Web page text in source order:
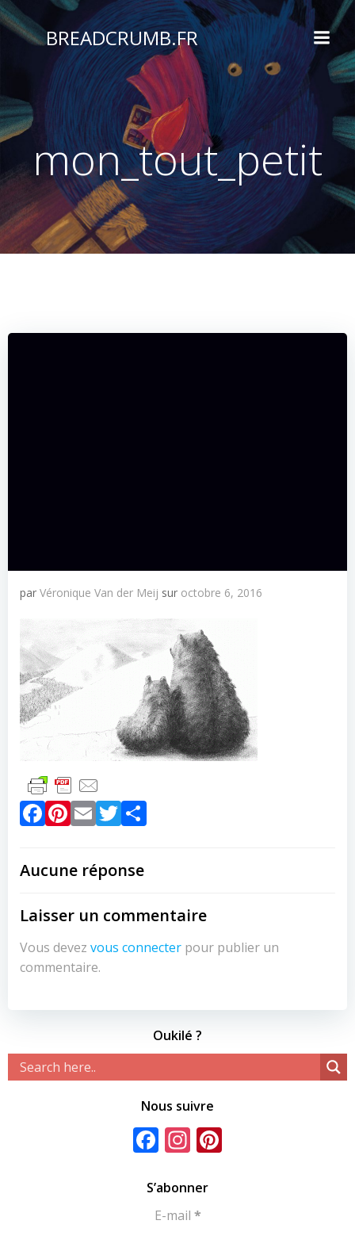
Aller
au
contenu
BREADCRUMB.FR
mon_tout_petit
par Véronique Van der Meij sur octobre 6, 2016
Facebook
Pinterest
EmailTwitter
Aucune réponse
Laisser un commentaire
Vous devez vous connecter pour publier un
commentaire.
Oukilé ?
Nous suivre
Facebook
Instagram
S’abonner
E-mail *